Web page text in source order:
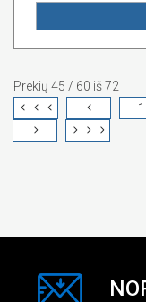
Prekių 45 / 60 iš 72
1